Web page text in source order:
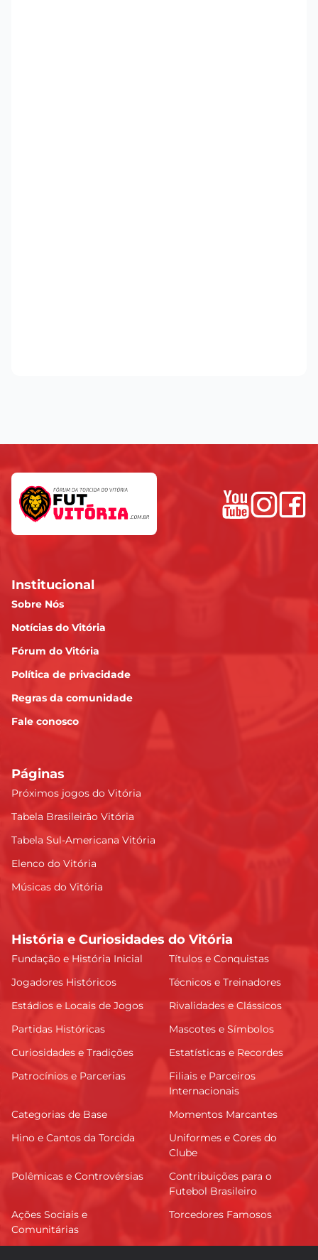
Institucional
Sobre Nós
Notícias do Vitória
Fórum do Vitória
Política de privacidade
Regras da comunidade
Fale conosco
Páginas
Próximos jogos do Vitória
Tabela Brasileirão Vitória
Tabela Sul-Americana Vitória
Elenco do Vitória
Músicas do Vitória
História e Curiosidades do Vitória
Fundação e História Inicial
Títulos e Conquistas
Jogadores Históricos
Técnicos e Treinadores
Estádios e Locais de Jogos
Rivalidades e Clássicos
Partidas Históricas
Mascotes e Símbolos
Curiosidades e Tradições
Estatísticas e Recordes
Patrocínios e Parcerias
Filiais e Parceiros
Internacionais
Categorias de Base
Momentos Marcantes
Hino e Cantos da Torcida
Uniformes e Cores do
Clube
Polêmicas e Controvérsias
Contribuições para o
Futebol Brasileiro
Ações Sociais e
Comunitárias
Torcedores Famosos